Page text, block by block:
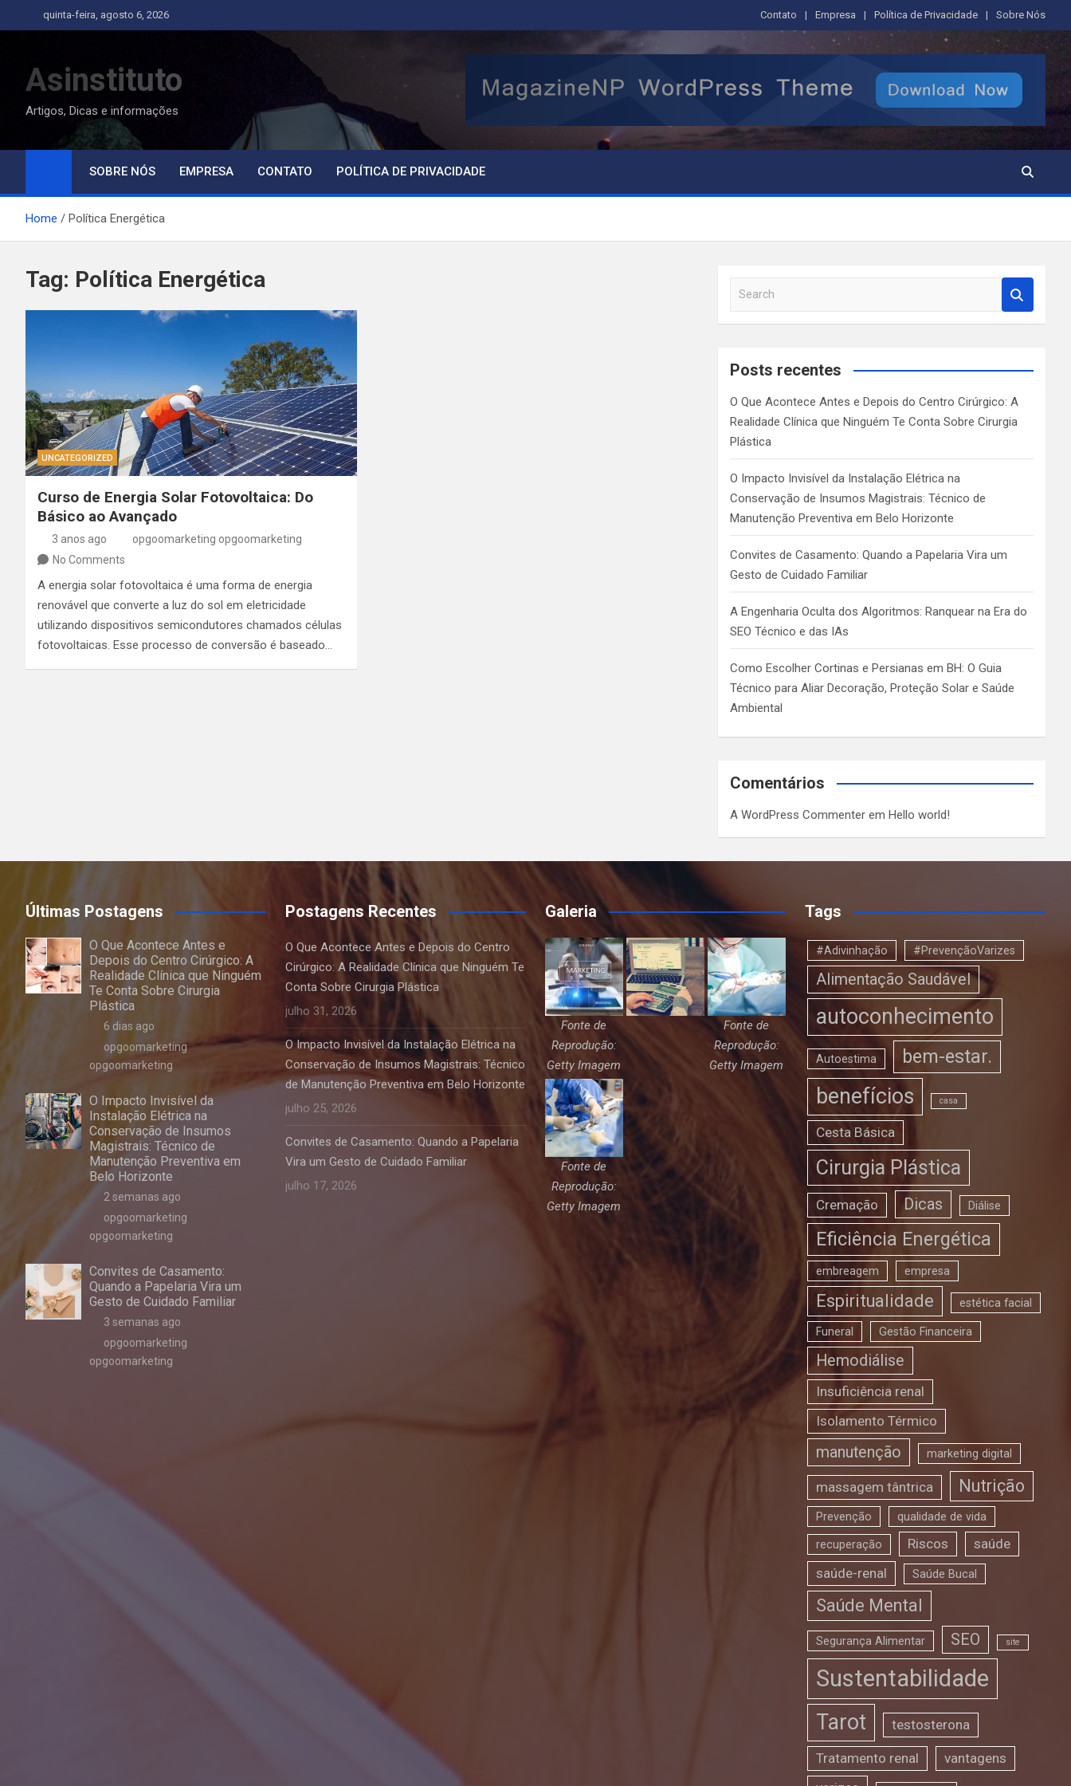
to
quinta-feira, agosto 6, 2026 Contato Empresa Política de Privacidade Sobre Nós
Asinstituto
Artigos, Dicas e informações
SOBRE NÓS EMPRESA CONTATO POLÍTICA DE PRIVACIDADE
Home Política Energética
Tag: Política Energética
UNCATEGORIZED
Curso de Energia Solar Fotovoltaica: Do
Básico ao Avançado
3 anos ago
opgoomarketing opgoomarketing
No Comments
A energia solar fotovoltaica é uma forma de energia
renovável que converte a luz do sol em eletricidade
utilizando dispositivos semicondutores chamados células
fotovoltaicas. Esse processo de conversão é baseado…
a
c
Posts recentes
O Que Acontece Antes e Depois do Centro Cirúrgico: A
Realidade Clínica que Ninguém Te Conta Sobre Cirurgia
Plástica
O Impacto Invisível da Instalação Elétrica na
Conservação de Insumos Magistrais: Técnico de
Manutenção Preventiva em Belo Horizonte
Convites de Casamento: Quando a Papelaria Vira um
Gesto de Cuidado Familiar
A Engenharia Oculta dos Algoritmos: Ranquear na Era do
SEO Técnico e das IAs
Como Escolher Cortinas e Persianas em BH: O Guia
Técnico para Aliar Decoração, Proteção Solar e Saúde
Ambiental
Comentários
A WordPress Commenter emHello world!
Últimas Postagens
O Que Acontece Antes e
Depois do Centro Cirúrgico: A
Realidade Clínica que Ninguém
Te Conta Sobre Cirurgia
Plástica
6 dias ago
opgoomarketing
opgoomarketing
O Impacto Invisível da
Instalação Elétrica na
Conservação de Insumos
Magistrais: Técnico de
Manutenção Preventiva em
Belo Horizonte
2 semanas ago
opgoomarketing
opgoomarketing
Convites de Casamento:
Quando a Papelaria Vira um
Gesto de Cuidado Familiar
3 semanas ago
opgoomarketing
opgoomarketing
Postagens Recentes
O Que Acontece Antes e Depois do Centro
Cirúrgico: A Realidade Clínica que Ninguém Te
Conta Sobre Cirurgia Plástica
julho 31, 2026
O Impacto Invisível da Instalação Elétrica na
Conservação de Insumos Magistrais: Técnico
de Manutenção Preventiva em Belo Horizonte
julho 25, 2026
Convites de Casamento: Quando a Papelaria
Vira um Gesto de Cuidado Familiar
julho 17, 2026
Galeria
Fonte de
Reprodução:
Getty Imagem
Fonte de
Reprodução:
Getty Imagem
Fonte de
Reprodução:
Getty Imagem
Tags
#Adivinhação #PrevençãoVarizes
Alimentação Saudável
autoconhecimento
Autoestima bem-estar.
benefícios casa
Cesta Básica
Cirurgia Plástica
Cremação Dicas Diálise
Eficiência Energética
embreagem empresa
Espiritualidade estética facial
Funeral Gestão Financeira
Hemodiálise
Insuficiência renal
Isolamento Térmico
manutenção marketing digital
massagem tântrica Nutrição
Prevenção qualidade de vida
recuperação Riscos
saúde
saúde-renal
Saúde Bucal
Saúde Mental
Segurança Alimentar SEO site
Sustentabilidade
Tarot testosterona
Tratamento renal
vantagens